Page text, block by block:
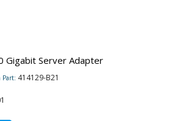
Gigabit Server Adapter
Part: 414129-B21